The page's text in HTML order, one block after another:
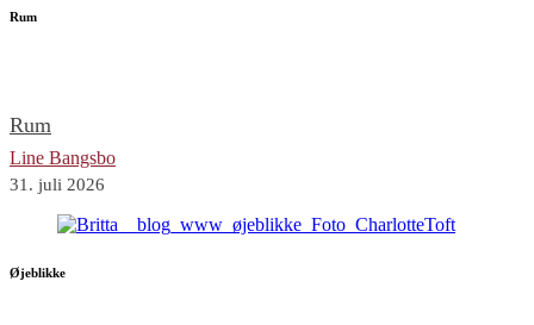
Rum
Rum
Line Bangsbo
31. juli 2026
Øjeblikke